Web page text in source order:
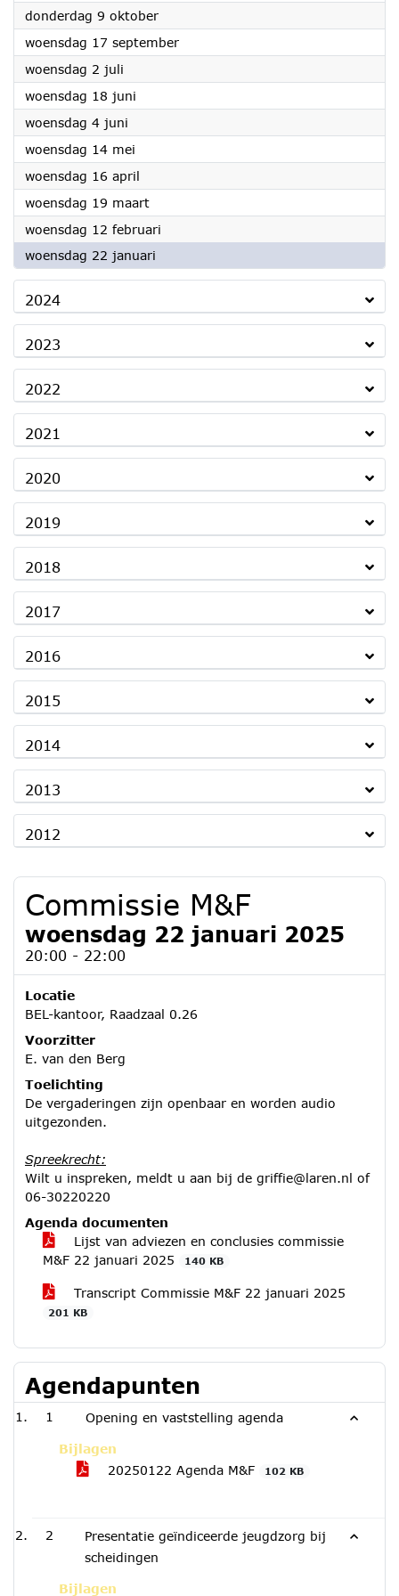
donderdag 9 oktober2025
woensdag 17 september2025
woensdag 2 juli
woensdag 18 juni
woensdag 4 juni
woensdag 14 mei
woensdag 16 april
woensdag 19 maart2025
woensdag 12 februari
woensdag 22 januari
2024
2023
2022
2021
2020
2019
2018
2017
2016
2015
2014
2013
2012
Commissie M&F
woensdag 22 januari 2025
20:00 - 22:00
Locatie
BEL-kantoor, Raadzaal 0.26
Voorzitter
E. van den Berg
Toelichting
De vergaderingen zijn openbaar en worden audio
uitgezonden.
Spreekrecht:
Wilt u inspreken, meldt u aan bij de griffie@laren.nl of
06-30220220
Agenda documenten
Lijst van adviezen en conclusies commissie
M&F 22 januari 2025
140 KB
Transcript Commissie M&F 22 januari 2025
201 KB
Agendapunten
1 Opening en vaststelling agenda
Bijlagen
20250122 Agenda M&F
102 KB
2
Presentatie geïndiceerde jeugdzorg bij
scheidingen
Bijlagen